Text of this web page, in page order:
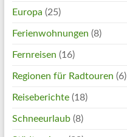
Europa (25)
Ferienwohnungen (8)
Fernreisen (16)
Regionen für Radtouren (6)
Reiseberichte(18)
Schneeurlaub(8)